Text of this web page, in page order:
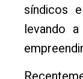
síndicos
levando